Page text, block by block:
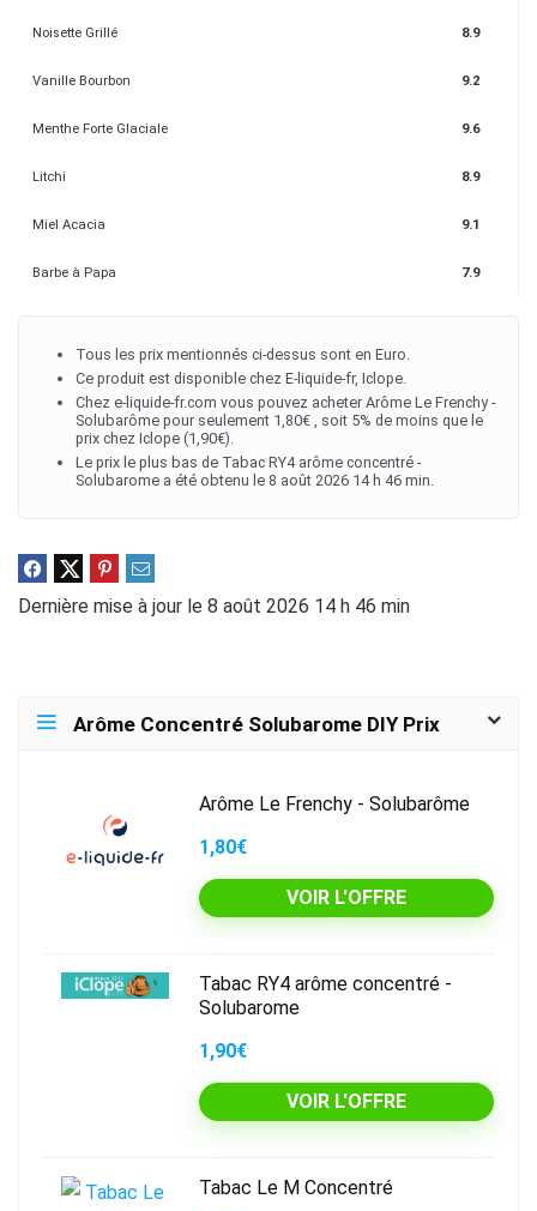
Noisette Grillé 8.9
Vanille Bourbon 9.2
Menthe Forte Glaciale 9.6
Litchi 8.9
Miel Acacia 9.1
Barbe à Papa 7.9
Tous les prix mentionnés ci-dessus sont en Euro.
Ce produit est disponible chez E-liquide-fr, Iclope.
Chez e-liquide-fr.com vous pouvez acheter Arôme Le Frenchy -
Solubarôme pour seulement 1,80€ , soit 5% de moins que le
prix chez Iclope (1,90€).
Le prix le plus bas de Tabac RY4 arôme concentré -
Solubarome a été obtenu le 8 août 2026 14 h 46 min.
Dernière mise à jour le 8 août 2026 14 h 46 min
Arôme Concentré Solubarome DIY Prix
Arôme Le Frenchy - Solubarôme
1,80€
VOIR L'OFFRE
Tabac RY4 arôme concentré -
Solubarome
1,90€
VOIR L'OFFRE
Tabac Le M Concentré